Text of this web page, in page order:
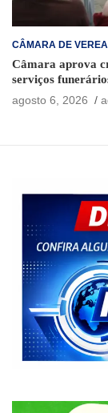
CÂMARA DE
Câmara aprova
serviços
agosto 6, 2026